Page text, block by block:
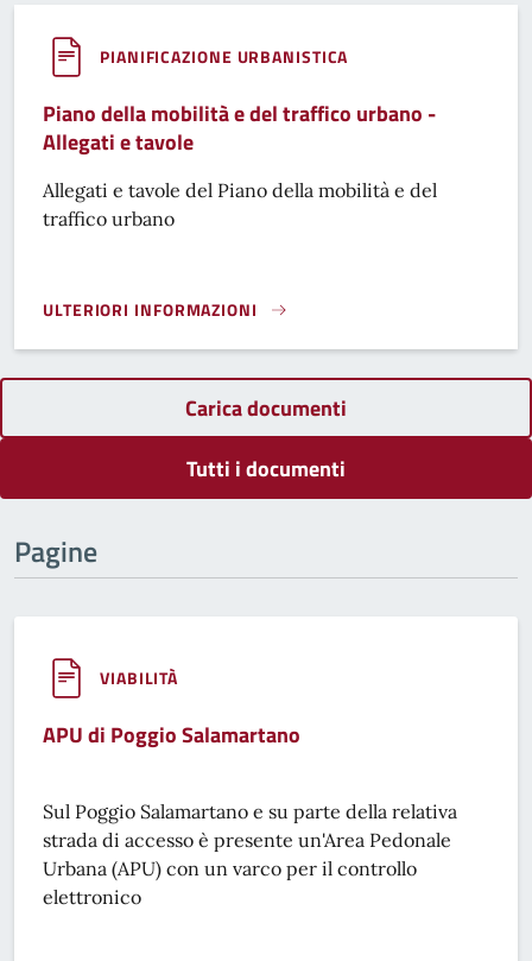
PIANIFICAZIONE URBANISTICA
Piano della mobilità e del traffico urbano -
Allegati e tavole
Allegati e tavole del Piano della mobilità e del
traffico urbano
ULTERIORI INFORMAZIONI
PIANO DELLA MOBILITÀ E DEL TRAFFICO URBANO -
Carica documenti
Tutti i documenti
Pagine
VIABILITÀ
APU di Poggio Salamartano
Sul Poggio Salamartano e su parte della relativa
strada di accesso è presente un'Area Pedonale
Urbana (APU) con un varco per il controllo
elettronico